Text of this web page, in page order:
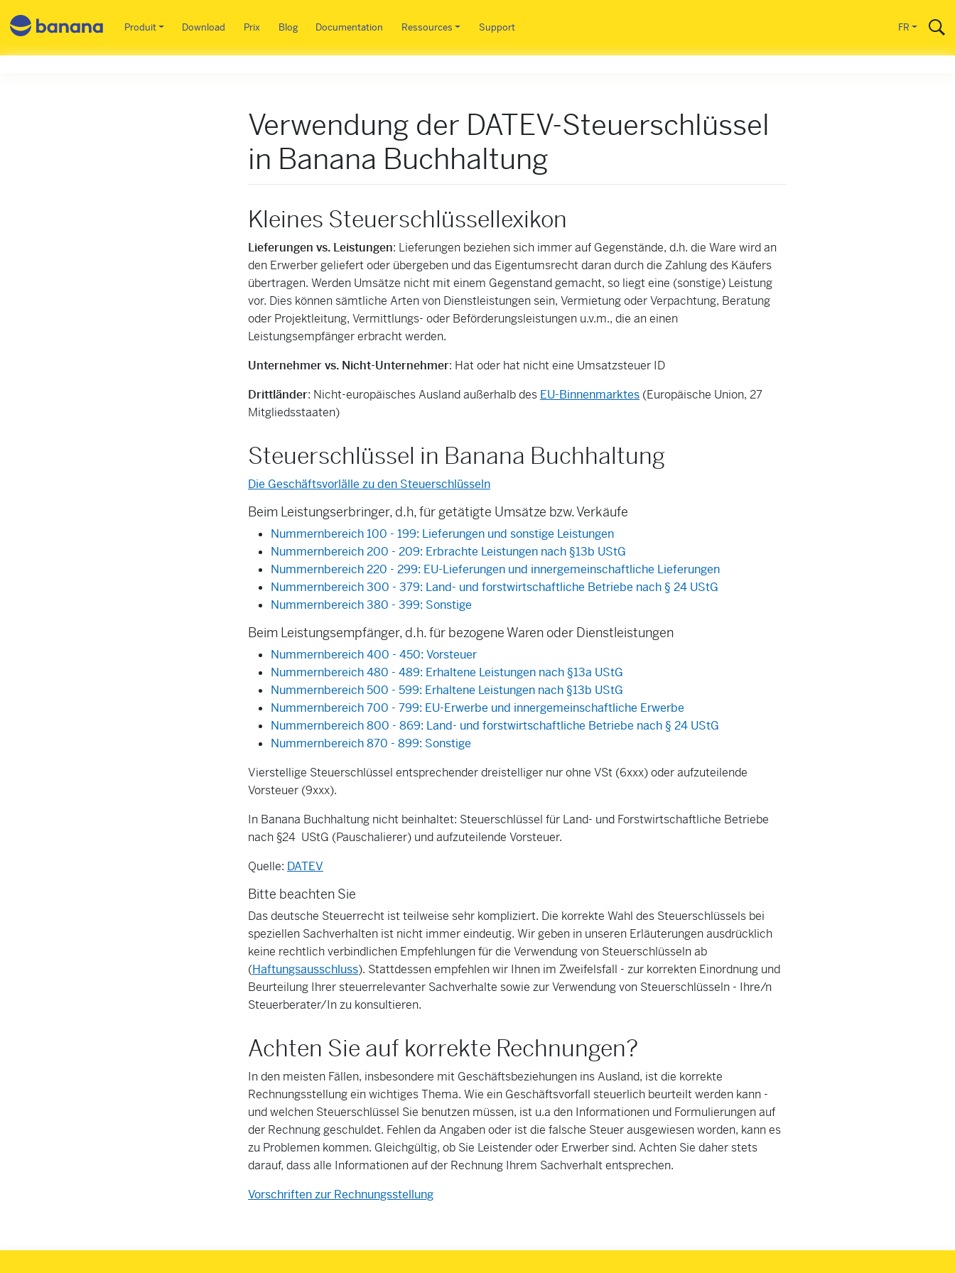
Main menu FR
Produit Download Prix Blog Documentation Ressources Support FR
Verwendung der DATEV-Steuerschlüssel
in Banana Buchhaltung
Kleines Steuerschlüssellexikon
Lieferungen vs. Leistungen: Lieferungen beziehen sich immer auf Gegenstände, d.h. die Ware wird an
den Erwerber geliefert oder übergeben und das Eigentumsrecht daran durch die Zahlung des Käufers
übertragen. Werden Umsätze nicht mit einem Gegenstand gemacht, so liegt eine (sonstige) Leistung
vor. Dies können sämtliche Arten von Dienstleistungen sein, Vermietung oder Verpachtung, Beratung
oder Projektleitung, Vermittlungs- oder Beförderungsleistungen u.v.m., die an einen
Leistungsempfänger erbracht werden.
Unternehmer vs. Nicht-Unternehmer: Hat oder hat nicht eine Umsatzsteuer ID
Drittländer: Nicht-europäisches Ausland außerhalb des EU-Binnenmarktes (Europäische Union, 27
Mitgliedsstaaten)
Steuerschlüssel in Banana Buchhaltung
Die Geschäftsvorlälle zu den Steuerschlüsseln
Beim Leistungserbringer, d.h, für getätigte Umsätze bzw. Verkäufe
Nummernbereich 100 - 199: Lieferungen und sonstige Leistungen
Nummernbereich 200 - 209: Erbrachte Leistungen nach §13b UStG
Nummernbereich 220 - 299: EU-Lieferungen und innergemeinschaftliche Lieferungen
Nummernbereich 300 - 379: Land- und forstwirtschaftliche Betriebe nach § 24 UStG
Nummernbereich 380 - 399: Sonstige
Beim Leistungsempfänger, d.h. für bezogene Waren oder Dienstleistungen
Nummernbereich 400 - 450: Vorsteuer
Nummernbereich 480 - 489: Erhaltene Leistungen nach §13a UStG
Nummernbereich 500 - 599: Erhaltene Leistungen nach §13b UStG
Nummernbereich 700 - 799: EU-Erwerbe und innergemeinschaftliche Erwerbe
Nummernbereich 800 - 869: Land- und forstwirtschaftliche Betriebe nach § 24 UStG
Nummernbereich 870 - 899: Sonstige
Vierstellige Steuerschlüssel entsprechender dreistelliger nur ohne VSt (6xxx) oder aufzuteilende
Vorsteuer (9xxx).
In Banana Buchhaltung nicht beinhaltet: Steuerschlüssel für Land- und Forstwirtschaftliche Betriebe
nach §24 UStG (Pauschalierer) und aufzuteilende Vorsteuer.
Quelle: DATEV
Bitte beachten Sie
Das deutsche Steuerrecht ist teilweise sehr kompliziert. Die korrekte Wahl des Steuerschlüssels bei
speziellen Sachverhalten ist nicht immer eindeutig. Wir geben in unseren Erläuterungen ausdrücklich
keine rechtlich verbindlichen Empfehlungen für die Verwendung von Steuerschlüsseln ab
(Haftungsausschluss). Stattdessen empfehlen wir Ihnen im Zweifelsfall - zur korrekten Einordnung und
Beurteilung Ihrer steuerrelevanter Sachverhalte sowie zur Verwendung von Steuerschlüsseln - Ihre/n
Steuerberater/In zu konsultieren.
Achten Sie auf korrekte Rechnungen?
In den meisten Fällen, insbesondere mit Geschäftsbeziehungen ins Ausland, ist die korrekte
Rechnungsstellung ein wichtiges Thema. Wie ein Geschäftsvorfall steuerlich beurteilt werden kann -
und welchen Steuerschlüssel Sie benutzen müssen, ist u.a den Informationen und Formulierungen auf
der Rechnung geschuldet. Fehlen da Angaben oder ist die falsche Steuer ausgewiesen worden, kann es
zu Problemen kommen. Gleichgültig, ob Sie Leistender oder Erwerber sind. Achten Sie daher stets
darauf, dass alle Informationen auf der Rechnung Ihrem Sachverhalt entsprechen.
Vorschriften zur Rechnungsstellung